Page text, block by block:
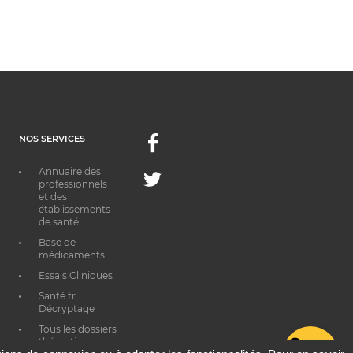
NOS SERVICES
Annuaire des
professionnels
et des
établissements
de santé
Base de
médicaments
Essais Cliniques
Santé.fr
Décryptage
Tous les dossiers
thématiques
Facebook
Twitter